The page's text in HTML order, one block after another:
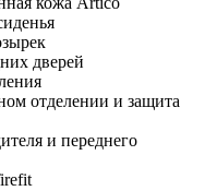
дверей
отделении и защита
и переднего